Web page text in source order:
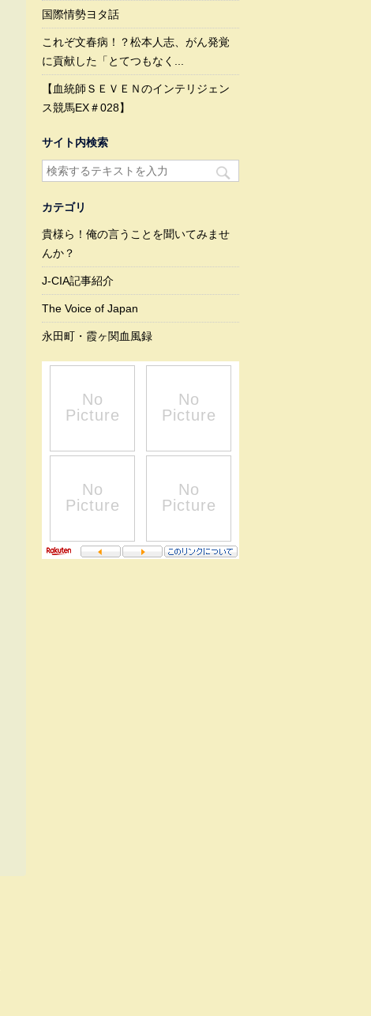
国際情勢ヨタ話
これぞ文春病！？松本人志、がん発覚
に貢献した「とてつもなく...
【血統師ＳＥＶＥＮのインテリジェン
ス競馬EX＃028】
サイト内検索
カテゴリ
貴様ら！俺の言うことを聞いてみませ
んか？
J-CIA記事紹介
The Voice of Japan
永田町・霞ヶ関血風録